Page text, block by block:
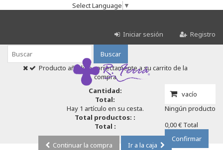
Select Language ▼
Iniciar sesión Registro
Buscar
vacío
Ningún producto
0,00 € Total
Confirmar
Producto añadido correctamente a su carrito de la
compra
Cantidad:
Total:
Hay 1 artículo en su cesta.
Total productos: :
Total :
Continuar la compra
Ir a la caja